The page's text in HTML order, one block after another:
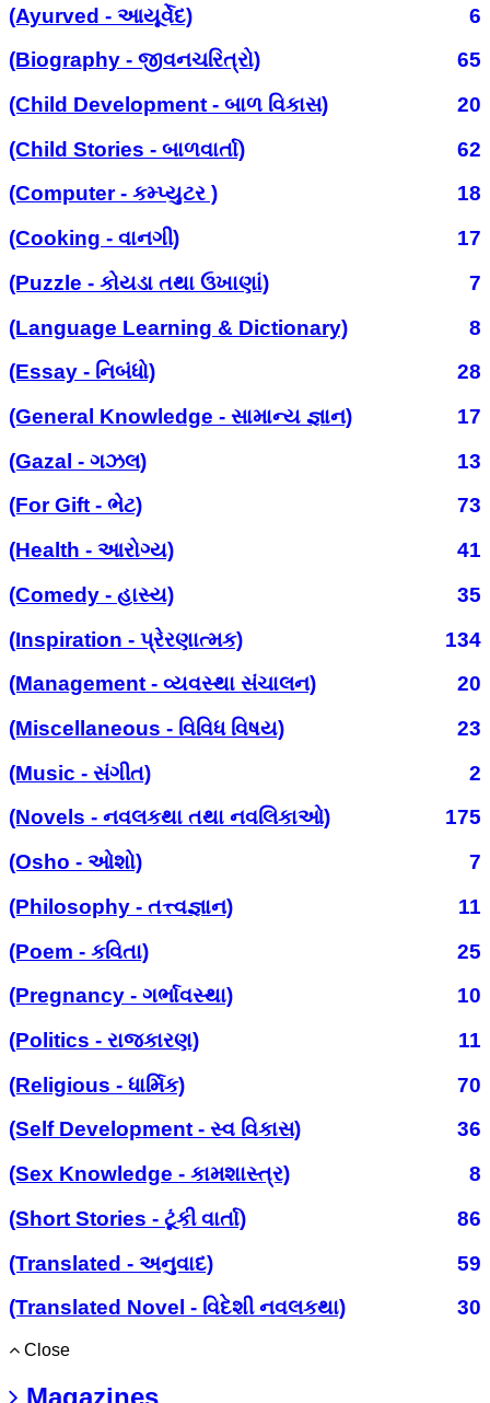
(Ayurved - આયૂર્વેદ)
6
(Biography - જીવનચરિત્રો)
65
(Child Development - બાળ વિકાસ)
20
(Child Stories - બાળવાર્તા)
62
(Computer - કમ્પ્યુટર )
18
(Cooking - વાનગી)
17
(Puzzle - કોયડા તથા ઉખાણાં)
7
(Language Learning & Dictionary)
8
(Essay - નિબંધો)
28
(General Knowledge - સામાન્ય જ્ઞાન)
17
(Gazal - ગઝલ)
13
(For Gift - ભેટ)
73
(Health - આરોગ્ય)
41
(Comedy - હાસ્ય)
35
(Inspiration - પ્રેરણાત્મક)
134
(Management - વ્યવસ્થા સંચાલન)
20
(Miscellaneous - વિવિધ વિષય)
23
(Music - સંગીત)
2
(Novels - નવલકથા તથા નવલિકાઓ)
175
(Osho - ઓશો)
7
(Philosophy - તત્ત્વજ્ઞાન)
11
(Poem - કવિતા)
25
(Pregnancy - ગર્ભાવસ્થા)
10
(Politics - રાજકારણ)
11
(Religious - ધાર્મિક)
70
(Self Development - સ્વ વિકાસ)
36
(Sex Knowledge - કામશાસ્ત્ર)
8
(Short Stories - ટૂંકી વાર્તા)
86
(Translated - અનુવાદ)
59
(Translated Novel - વિદેશી નવલકથા)
30
Close
Magazines